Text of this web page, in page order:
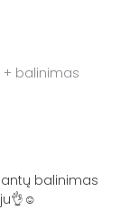
+ balinimas
balinimas